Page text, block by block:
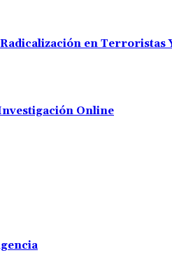
en Terroristas
Online